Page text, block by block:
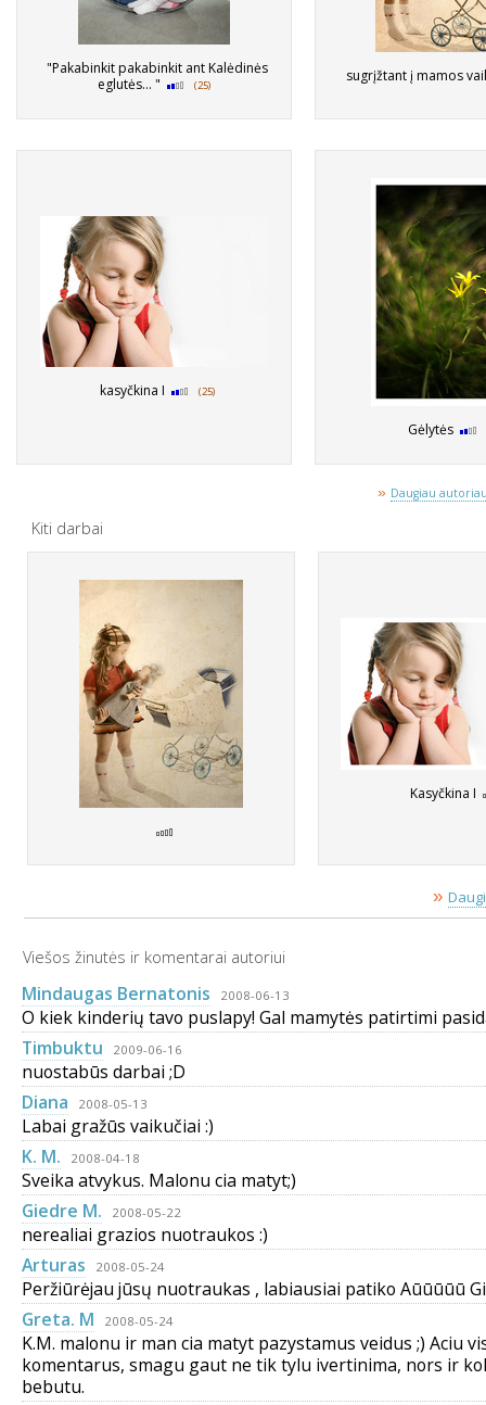
"Pakabinkit pakabinkit ant Kalėdinės
eglutės... "
(25)
sugrįžtant į mamos
kasyčkina I (25)
Gėlytės
» Daugiau
Kiti darbai
Kasyčkina I
»
Viešos žinutės ir komentarai autoriui
Mindaugas Bernatonis 2008-06-13
O kiek kinderių tavo puslapy! Gal mamytės patirtimi
Timbuktu
2009-06-16
nuostabūs darbai ;D
Diana
2008-05-13
Labai gražūs vaikučiai :)
K. M.
2008-04-18
Sveika atvykus. Malonu cia matyt;)
Giedre M.
2008-05-22
nerealiai grazios nuotraukos :)
Arturas
2008-05-24
Peržiūrėjau jūsų nuotraukas , labiausiai patiko Aūūūūū
Greta. M
2008-05-24
K.M. malonu ir man cia matyt pazystamus veidus ;) Aciu
komentarus, smagu gaut ne tik tylu ivertinima, nors ir
bebutu.